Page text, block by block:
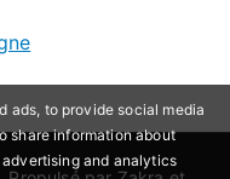
ads, to provide social media
share information about
and analytics